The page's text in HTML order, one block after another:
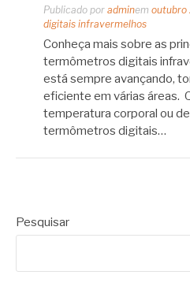
Publicado por adminem outubro
digitais infravermelhos
Conheça mais sobre as
termômetros digitais
está sempre avançando,
eficiente em várias áreas.
temperatura corporal ou
termômetros digitais…
Pesquisar